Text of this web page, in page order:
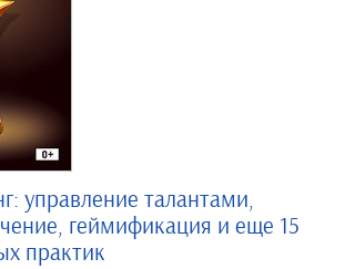
управление талантами,
геймификация и еще 15
практик